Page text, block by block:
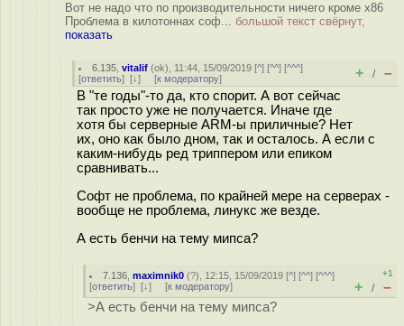
Вот не надо что по производительности ничего кроме x86
Проблема в килотоннах соф... большой текст свёрнут,
показать
6.135 ,vitalif (ok), 11:44, 15/09/2019 [^] [^^] [^^^]
[ответить] [↓] [к модератору] + / –
В "те годы"-то да, кто спорит. А вот сейчас
так просто уже не получается. Иначе где
хотя бы серверные ARM-ы приличные? Нет
их, оно как было дном, так и осталось. А если с
каким-нибудь ред триппером или епиком
сравнивать...
Софт не проблема, по крайней мере на серверах -
вообще не проблема, линукс же везде.
А есть бенчи на тему мипса?
7.136 ,maximnik0 (?), 12:15, 15/09/2019 [^] [^^] [^^^]
[ответить] [↓] [к модератору]
+1
+ / –
>А есть бенчи на тему мипса?